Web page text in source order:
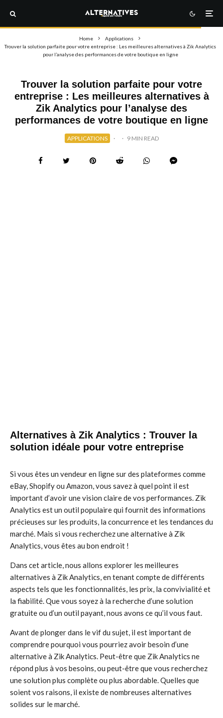
Home
Applications
Trouver la solution parfaite pour votre entreprise : Les meilleures alternatives à Zik Analytics
pour l’analyse des performances de votre boutique en ligne
Trouver la solution parfaite pour votre
entreprise : Les meilleures alternatives à
Zik Analytics pour l’analyse des
performances de votre boutique en ligne
APPLICATIONS · · 9 MIN READ
Alternatives à Zik Analytics : Trouver la
solution idéale pour votre entreprise
Si vous êtes un vendeur en ligne sur des plateformes comme
eBay, Shopify ou Amazon, vous savez à quel point il est
important d’avoir une vision claire de vos performances. Zik
Analytics est un outil populaire qui fournit des informations
précieuses sur les produits, la concurrence et les tendances du
marché. Mais si vous recherchez une alternative à Zik
Analytics, vous êtes au bon endroit !
Dans cet article, nous allons explorer les meilleures
alternatives à Zik Analytics, en tenant compte de différents
aspects tels que les fonctionnalités, les prix, la convivialité et
la fiabilité. Que vous soyez à la recherche d’une solution
gratuite ou d’un outil payant, nous avons ce qu’il vous faut.
Avant de plonger dans le vif du sujet, il est important de
comprendre pourquoi vous pourriez avoir besoin d’une
alternative à Zik Analytics. Peut-être que Zik Analytics ne
répond plus à vos besoins, ou peut-être que vous recherchez
une solution plus complète ou plus abordable. Quelles que
soient vos raisons, il existe de nombreuses alternatives
solides sur le marché.